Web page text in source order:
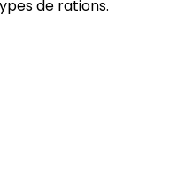
de rations.